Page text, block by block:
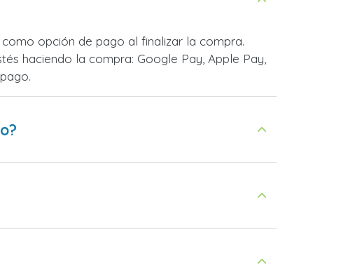
opción de pago al finalizar la compra.
haciendo la compra: Google Pay, Apple Pay,